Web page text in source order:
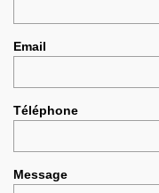
Email
Téléphone
Message